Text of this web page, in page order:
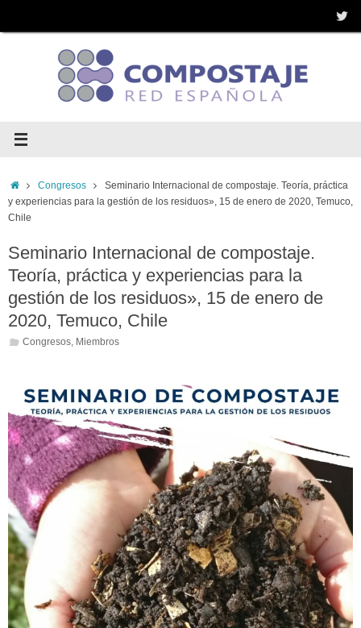
InicioCongresos
Seminario Internacional de compostaje. Teoría, práctica
y experiencias para la gestión de los residuos», 15 de enero de 2020, Temuco,
Chile
Seminario Internacional de compostaje.
Teoría, práctica y experiencias para la
gestión de los residuos», 15 de enero de
2020, Temuco, Chile
Congresos, Miembros